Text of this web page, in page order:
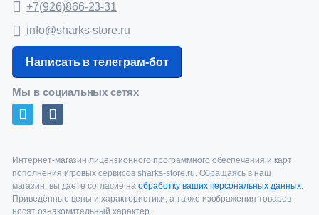
+7(926)866-23-31
info@sharks-store.ru
Написать в телеграм-бот
Мы в социальных сетях
Интернет-магазин лицензионного программного обеспечения и карт
пополнения игровых сервисов sharks-store.ru. Обращаясь в наш
магазин, вы даете согласие на обработку ваших персональных данных.
Приведённые цены и характеристики, а также изображения товаров
носят ознакомительный характер.